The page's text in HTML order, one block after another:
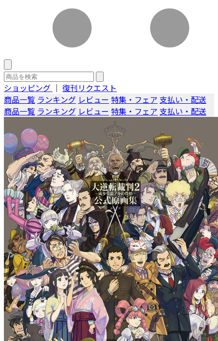
ショッピング ｜ 復刊リクエスト
商品一覧 ランキング レビュー 特集・フェア 支払い・配送
商品一覧 ランキング レビュー 特集・フェア 支払い・配送